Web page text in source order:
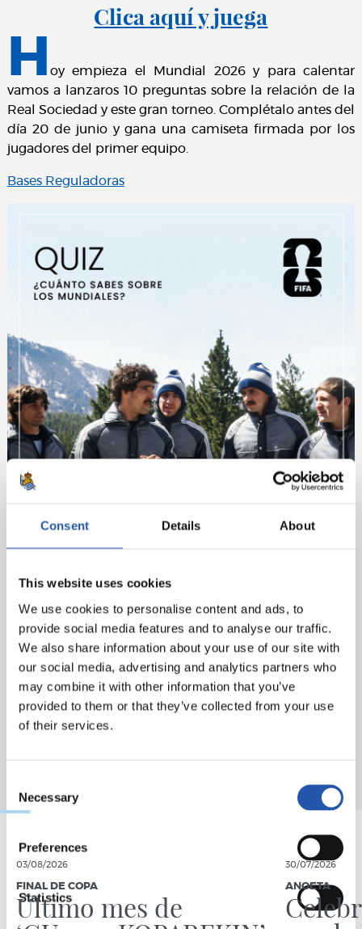
Consent Details About
This website uses cookies
We use cookies to personalise content and ads, to
provide social media features and to analyse our traffic.
We also share information about your use of our site with
our social media, advertising and analytics partners who
may combine it with other information that you’ve
provided to them or that they’ve collected from your use
of their services.
Selection
Necessary
Preferences
Statistics
Clica aquí y juega
H
oy empieza el Mundial 2026 y para calentar
vamos a lanzaros 10 preguntas sobre la relación de la
Real Sociedad y este gran torneo. Complétalo antes del
día 20 de junio y gana una camiseta firmada por los
jugadores del primer equipo.
Bases Reguladoras
03/08/2026
FINAL DE COPA
Último mes de
30/07/2026
ANOETA